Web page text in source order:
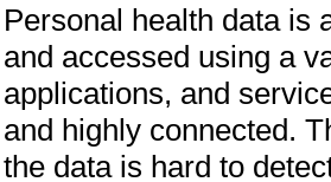
Personal health data is
and accessed using a
applications, and
and highly connected.
the data is hard to